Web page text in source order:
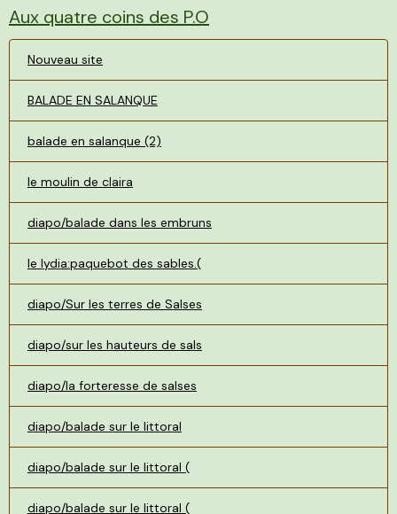
Aux quatre coins des P.O
Nouveau site
BALADE EN SALANQUE
balade en salanque (2)
le moulin de claira
diapo/balade dans les embruns
le lydia:paquebot des sables.(
diapo/Sur les terres de Salses
diapo/sur les hauteurs de sals
diapo/la forteresse de salses
diapo/balade sur le littoral
diapo/balade sur le littoral (
diapo/balade sur le littoral (